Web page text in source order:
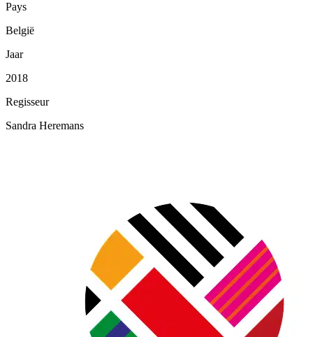
Pays
België
Jaar
2018
Regisseur
Sandra Heremans